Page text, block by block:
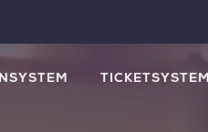
TICKETSYSTEM